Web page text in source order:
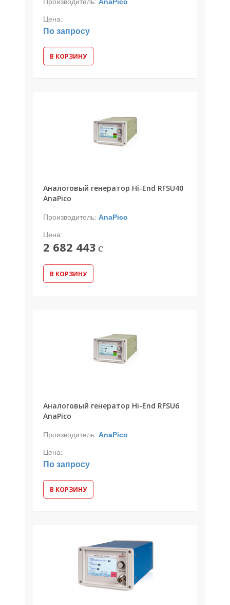
Производитель: AnaPico
Цена:
По запросу
В КОРЗИНУ
Аналоговый генератор Hi-End RFSU40
AnaPico
Производитель: AnaPico
Цена:
2 682 443 c
В КОРЗИНУ
Аналоговый генератор Hi-End RFSU6
AnaPico
Производитель: AnaPico
Цена:
По запросу
В КОРЗИНУ